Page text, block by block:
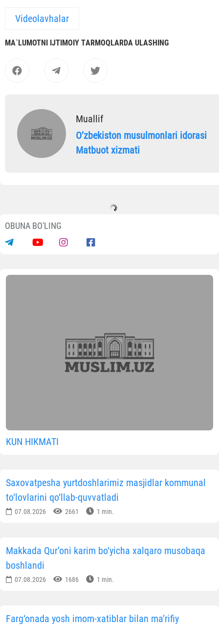
Videolavhalar
MА`LUMOTNI IJTIMOIY TАRMOQLАRDА ULАSHING
Muallif
Oʼzbekiston musulmonlari idorasi
Matbuot xizmati
OBUNA BO'LING
KUN HIKMATI
Saxovatpesha yurtdoshlarimiz masjidlar kommunal
to‘lovlarini qo‘llab-quvvatladi
07.08.2026 2661 1 min.
Makkada Qur’oni karim bo‘yicha xalqaro musobaqa
boshlandi
07.08.2026 1686 1 min.
Farg‘onada yosh imom-xatiblar bilan ma’rifiy